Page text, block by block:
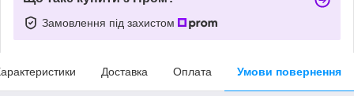
Замовлення під захистом
Доставка Оплата Умови повернення